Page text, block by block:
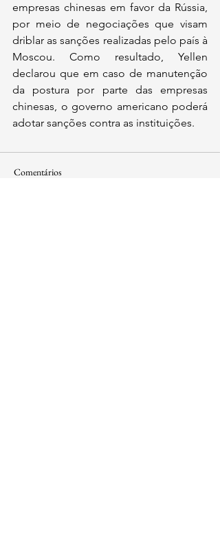
empresas chinesas em favor da Rússia,
por meio de negociações que visam
driblar as sanções realizadas pelo país à
Moscou. Como resultado, Yellen
declarou que em caso de manutenção
da postura por parte das empresas
chinesas, o governo americano poderá
adotar sanções contra as instituições.
Comentários